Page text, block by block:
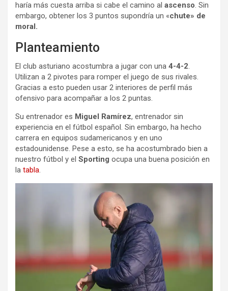
haría más cuesta arriba si cabe el camino al ascenso. Sin
embargo, obtener los 3 puntos supondría un «chute» de
moral.
Planteamiento
El club asturiano acostumbra a jugar con una 4-4-2.
Utilizan a 2 pivotes para romper el juego de sus rivales.
Gracias a esto pueden usar 2 interiores de perfil más
ofensivo para acompañar a los 2 puntas.
Su entrenador es Miguel Ramírez, entrenador sin
experiencia en el fútbol español. Sin embargo, ha hecho
carrera en equipos sudamericanos y en uno
estadounidense. Pese a esto, se ha acostumbrado bien a
nuestro fútbol y el Sporting ocupa una buena posición en
la tabla.